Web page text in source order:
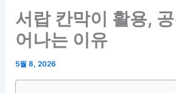
서랍 칸막이 활용,
어나는 이유
5월 8, 2026